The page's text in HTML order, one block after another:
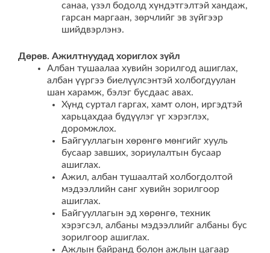
санаа, үзэл бодолд хүндэтгэлтэй хандаж,
гарсан маргаан, зөрчлийг эв зүйгээр
шийдвэрлэнэ.
Дөрөв. Ажилтнуудад хориглох зүйл
Албан тушаалаа хувийн зорилгод ашиглах,
албан үүргээ биелүүлсэнтэй холбогдуулан
шан харамж, бэлэг бусдаас авах.
Хүнд суртал гаргах, хамт олон, иргэдтэй
харьцахдаа бүдүүлэг үг хэрэглэх,
доромжлох.
Байгууллагын хөрөнгө мөнгийг хууль
бусаар завших, зориулалтын бусаар
ашиглах.
Ажил, албан тушаалтай холбогдолтой
мэдээллийн санг хувийн зорилгоор
ашиглах.
Байгууллагын эд хөрөнгө, техник
хэрэгсэл, албаны мэдээллийг албаны бус
зорилгоор ашиглах.
Ажлын байранд болон ажлын цагаар